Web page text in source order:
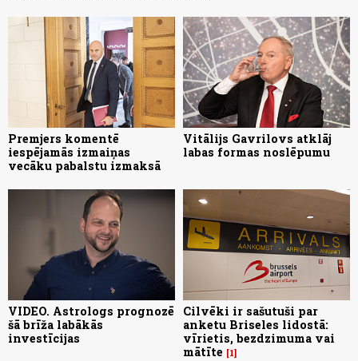
Premjers komentē
iespējamās izmaiņas
vecāku pabalstu izmaksā
Vitālijs Gavrilovs atklāj
labas formas noslēpumu
VIDEO. Astrologs prognozē
šā brīža labākās
investīcijas
Cilvēki ir sašutuši par
anketu Briseles lidostā:
vīrietis, bezdzimuma vai
mātīte
1